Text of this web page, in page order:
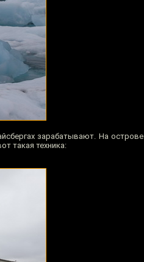
зарабатывают. На острове
такая техника: